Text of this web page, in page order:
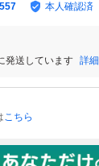
本人確認済
発送しています 詳細
こちら